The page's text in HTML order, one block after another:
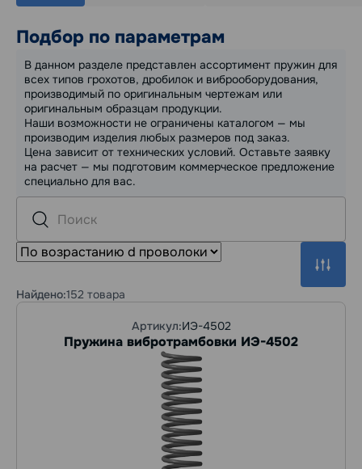
Подбор по параметрам
В данном разделе представлен ассортимент пружин для
всех типов грохотов, дробилок и виброоборудования,
производимый по оригинальным чертежам или
оригинальным образцам продукции.
Наши возможности не ограничены каталогом — мы
производим изделия любых размеров под заказ.
Цена зависит от технических условий. Оставьте заявку
на расчет — мы подготовим коммерческое предложение
специально для вас.
Найдено:152 товара
Артикул:ИЭ-4502
Пружина вибротрамбовки ИЭ-4502